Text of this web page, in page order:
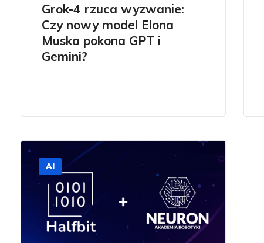
Grok-4 rzuca wyzwanie:
Czy nowy model Elona
Muska pokona GPT i
Gemini?
AI